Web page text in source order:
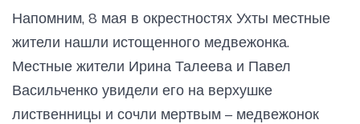
Напомним, 8 мая в окрестностях Ухты местные
жители нашли истощенного медвежонка.
Местные жители Ирина Талеева и Павел
Васильченко увидели его на верхушке
лиственницы и сочли мертвым – медвежонок